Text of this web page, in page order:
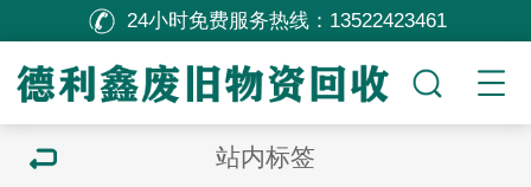
24小时免费服务热线： 13522423461
站内标签